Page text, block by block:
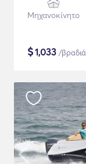
Μηχανοκίνητο
$1,033 /βραδιά